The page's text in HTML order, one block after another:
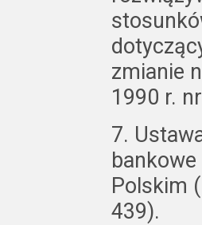
zmianie
1990 r.
7.
Polskim
439).